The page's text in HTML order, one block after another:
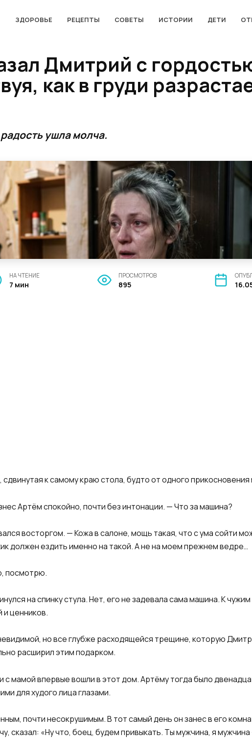
ЗДОРОВЬЕ РЕЦЕПТЫ СОВЕТЫ ИСТОРИИ ДЕТИ
Дмитрий с
как в груди
ушла молча.
НА ЧТЕНИЕ
7 мин
ПРОСМОТРОВ
895
к самому краю стола, будто от одного прикосновения
Артём спокойно, почти без интонации. — Что за машина?
восторгом. — Кожа в салоне, мощь такая, что с ума сойти
должен ездить именно на такой. А не на моем прежнем ведре…
посмотрю.
на спинку стула. Нет, его не задевала сама машина. К
и ценников.
но все глубже расходящейся трещине, которую
расширил этим подарком.
с мамой впервые вошли в этот дом. Артёму тогда было
для худого лица глазами.
почти несокрушимым. В тот самый день он занес в его
сказал: «Ну что, боец, будем привыкать. Ты мужчина, я